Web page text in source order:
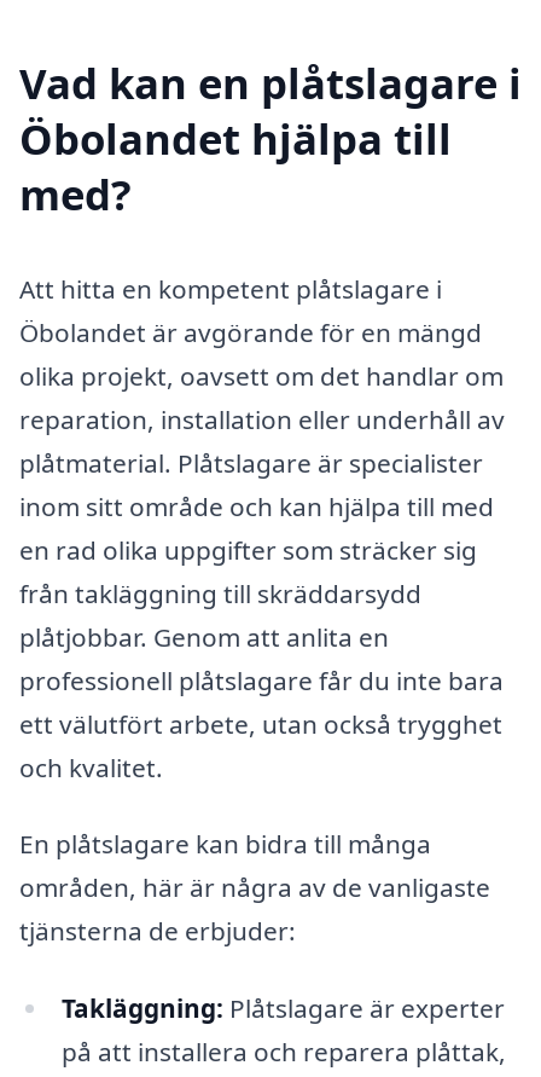
Vad kan en plåtslagare i
Öbolandet hjälpa till
med?
Att hitta en kompetent plåtslagare i
Öbolandet är avgörande för en mängd
olika projekt, oavsett om det handlar om
reparation, installation eller underhåll av
plåtmaterial. Plåtslagare är specialister
inom sitt område och kan hjälpa till med
en rad olika uppgifter som sträcker sig
från takläggning till skräddarsydd
plåtjobbar. Genom att anlita en
professionell plåtslagare får du inte bara
ett välutfört arbete, utan också trygghet
och kvalitet.
En plåtslagare kan bidra till många
områden, här är några av de vanligaste
tjänsterna de erbjuder:
Takläggning: Plåtslagare är experter
på att installera och reparera plåttak,